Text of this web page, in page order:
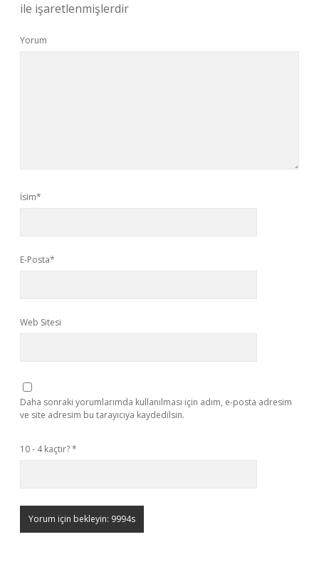
ile işaretlenmişlerdir
Yorum
İsim*
E-Posta*
Web Sitesi
Daha sonraki yorumlarımda kullanılması için adım, e-posta adresim
ve site adresim bu tarayıcıya kaydedilsin.
10 - 4 kaçtır?*